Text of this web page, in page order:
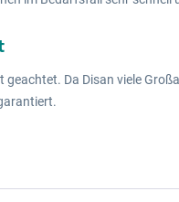
Da Disan viele